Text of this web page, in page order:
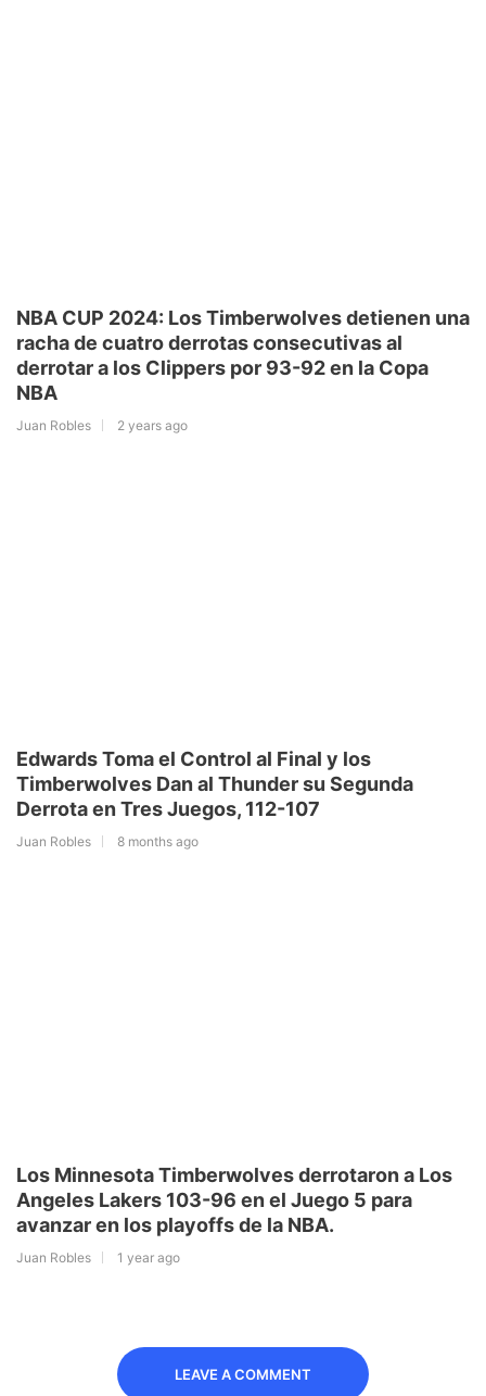
NBA CUP 2024: Los Timberwolves detienen una
racha de cuatro derrotas consecutivas al
derrotar a los Clippers por 93-92 en la Copa
NBA
Juan Robles 2 years ago
Edwards Toma el Control al Final y los
Timberwolves Dan al Thunder su Segunda
Derrota en Tres Juegos, 112-107
Juan Robles 8 months ago
Los Minnesota Timberwolves derrotaron a Los
Angeles Lakers 103-96 en el Juego 5 para
avanzar en los playoffs de la NBA.
Juan Robles 1 year ago
LEAVE A COMMENT